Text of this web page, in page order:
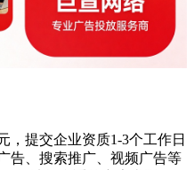
，提交企业资质1-3个工作日
告、搜索推广、视频广告等